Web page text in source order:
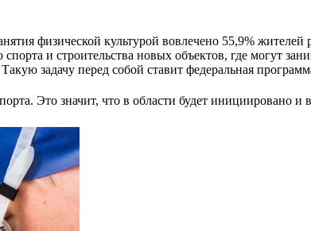
физической культурой вовлечено 55,9% жителей
и строительства новых объектов, где могут
задачу перед собой ставит федеральная
Это значит, что в области будет инициировано